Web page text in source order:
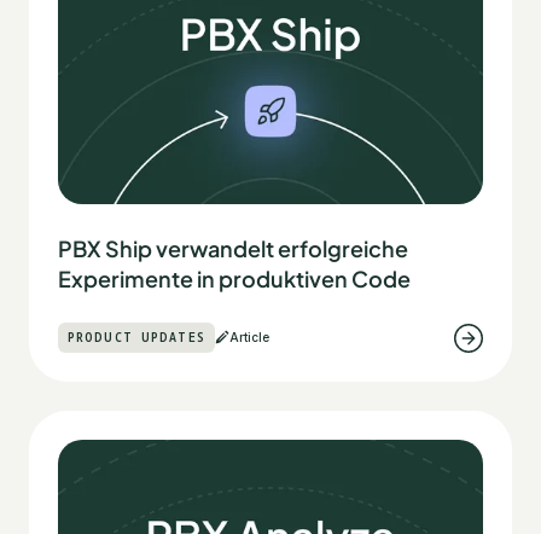
PBX Ship verwandelt erfolgreiche
Experimente in produktiven Code
PRODUCT UPDATES Article